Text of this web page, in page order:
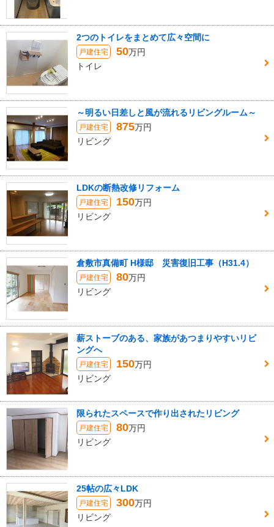
2つのトイレをまとめて広々空間に
戸建住宅 50万円
トイレ
～明るい日差しと風が流れるリビングルーム～
戸建住宅 875万円
リビング
LDKの断熱改修リフォーム
戸建住宅 150万円
リビング
倉敷市真備町 H様邸 災害復旧工事（H31.4）
戸建住宅 80万円
リビング
薪ストーブのある、家族があつまりやすいリビ
ングへ
戸建住宅 150万円
リビング
限られたスペースで作り出されたリビング
戸建住宅 80万円
リビング
25帖の広々LDK
戸建住宅 300万円
リビング